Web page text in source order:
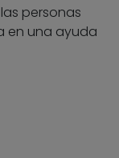
personas
en una ayuda